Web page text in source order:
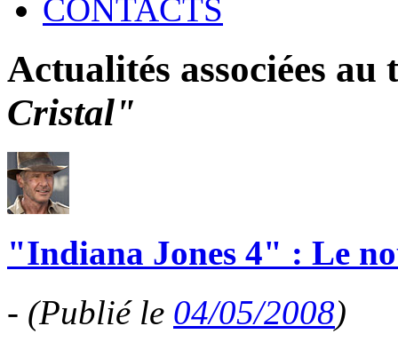
CONTACTS
Actualités associées au
Cristal"
"Indiana Jones 4" : Le
- (Publié le 04/05/2008)